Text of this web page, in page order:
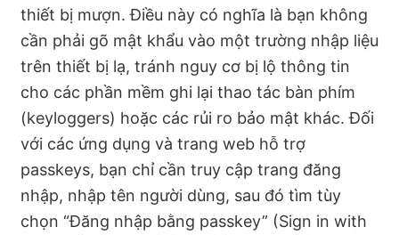
thiết bị mượn. Điều này có nghĩa là bạn không
cần phải gõ mật khẩu vào một trường nhập liệu
trên thiết bị lạ, tránh nguy cơ bị lộ thông tin
cho các phần mềm ghi lại thao tác bàn phím
(keyloggers) hoặc các rủi ro bảo mật khác. Đối
với các ứng dụng và trang web hỗ trợ
passkeys, bạn chỉ cần truy cập trang đăng
nhập, nhập tên người dùng, sau đó tìm tùy
chọn “Đăng nhập bằng passkey” (Sign in with